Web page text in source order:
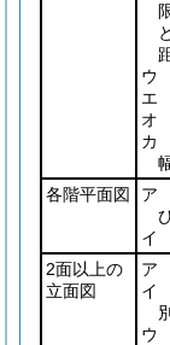
ウ
エ
オ
カ
各階平面図
ア
イ
2面以上の
立面図
ア
イ
ウ